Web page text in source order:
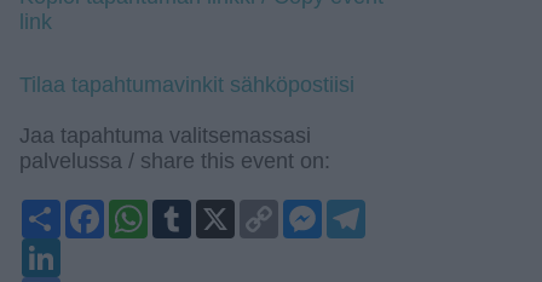
link
Tilaa tapahtumavinkit sähköpostiisi
Jaa tapahtuma valitsemassasi
palvelussa / share this event on:
ShareFacebookWhatsApp
Tumblr
X
Copy
Link
Messenger